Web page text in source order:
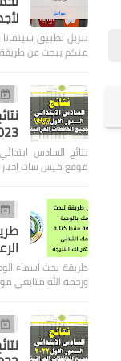
تنزيل تطبيق سينمانا
منكم يبحث عن طريقة
موقع ميس سات اخبار
طريقة بحث اسماء
ورحمه الله متابعي
بالشركة
اخبار
إعلان